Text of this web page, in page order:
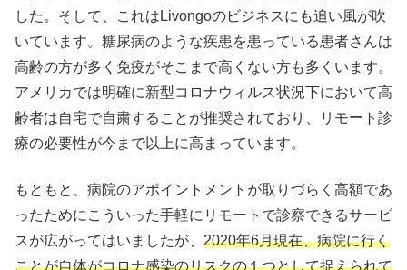
した。そして、これはLivongoのビジネスにも追い風が吹
いています。糖尿病のような疾患を患っている患者さんは
高齢の方が多く免疫がそこまで高くない方も多くいます。
アメリカでは明確に新型コロナウィルス状況下において高
齢者は自宅で自粛することが推奨されており、リモート診
療の必要性が今まで以上に高まっています。
もともと、病院のアポイントメントが取りづらく高額であ
ったためにこういった手軽にリモートで診察できるサービ
スが広がってはいましたが、 2020年6月現在、病院に行く
ことが自体がコロナ感染のリスクの１つとして捉えられて